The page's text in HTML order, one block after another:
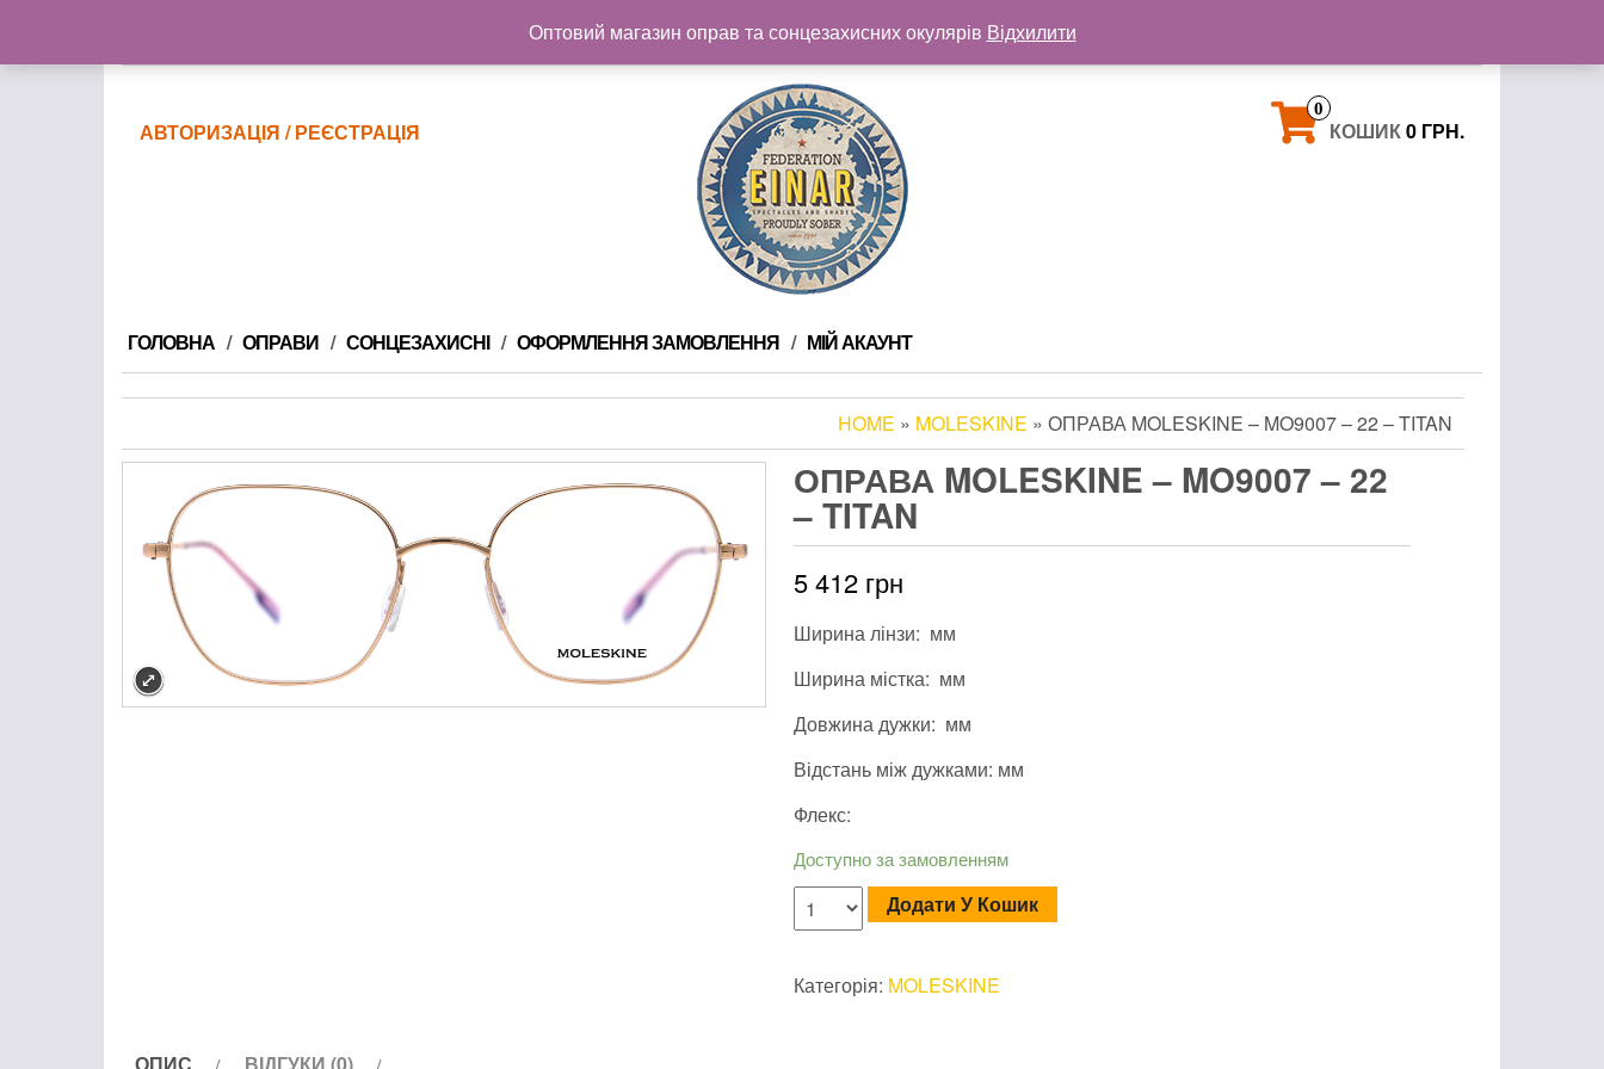
АВТОРИЗАЦІЯ / РЕЄСТРАЦІЯ
0
КОШИК0 ГРН.
ГОЛОВНА ОПРАВИ СОНЦЕЗАХИСНІ ОФОРМЛЕННЯ ЗАМОВЛЕННЯ МІЙ АКАУНТ
HOME » MOLESKINE » ОПРАВА MOLESKINE – MO9007 – 22 – TITAN
ОПРАВА MOLESKINE – MO9007 – 22
– TITAN
5 412 грн
Ширина лінзи: мм
Ширина містка: мм
Довжина дужки: мм
Відстань між дужками: мм
Флекс:
Доступно за замовленням
Додати У Кошик
Категорія: MOLESKINE
Оптовий магазин оправ та сонцезахисних окулярів Відхилити